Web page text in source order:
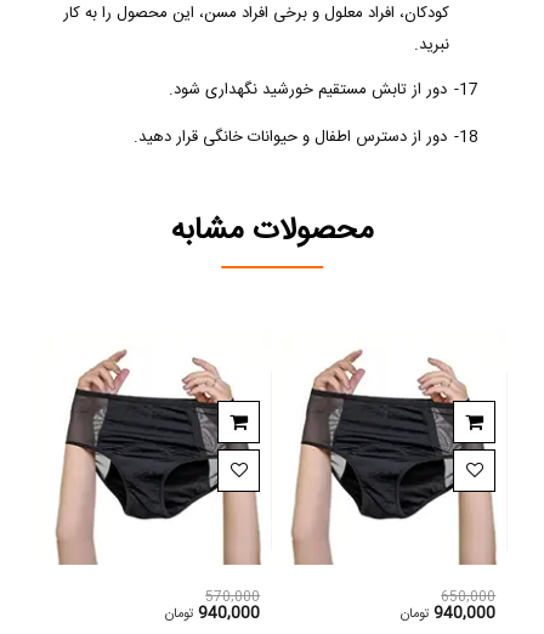
کودکان، افراد معلول و برخی افراد مسن، این محصول را به کار
نبرید.
17- دور از تابش مستقیم خورشید نگهداری شود.
18- دور از دسترس اطفال و حیوانات خانگی قرار دهید.
محصولات مشابه
570,000
940,000 تومان
650,000
940,000 تومان